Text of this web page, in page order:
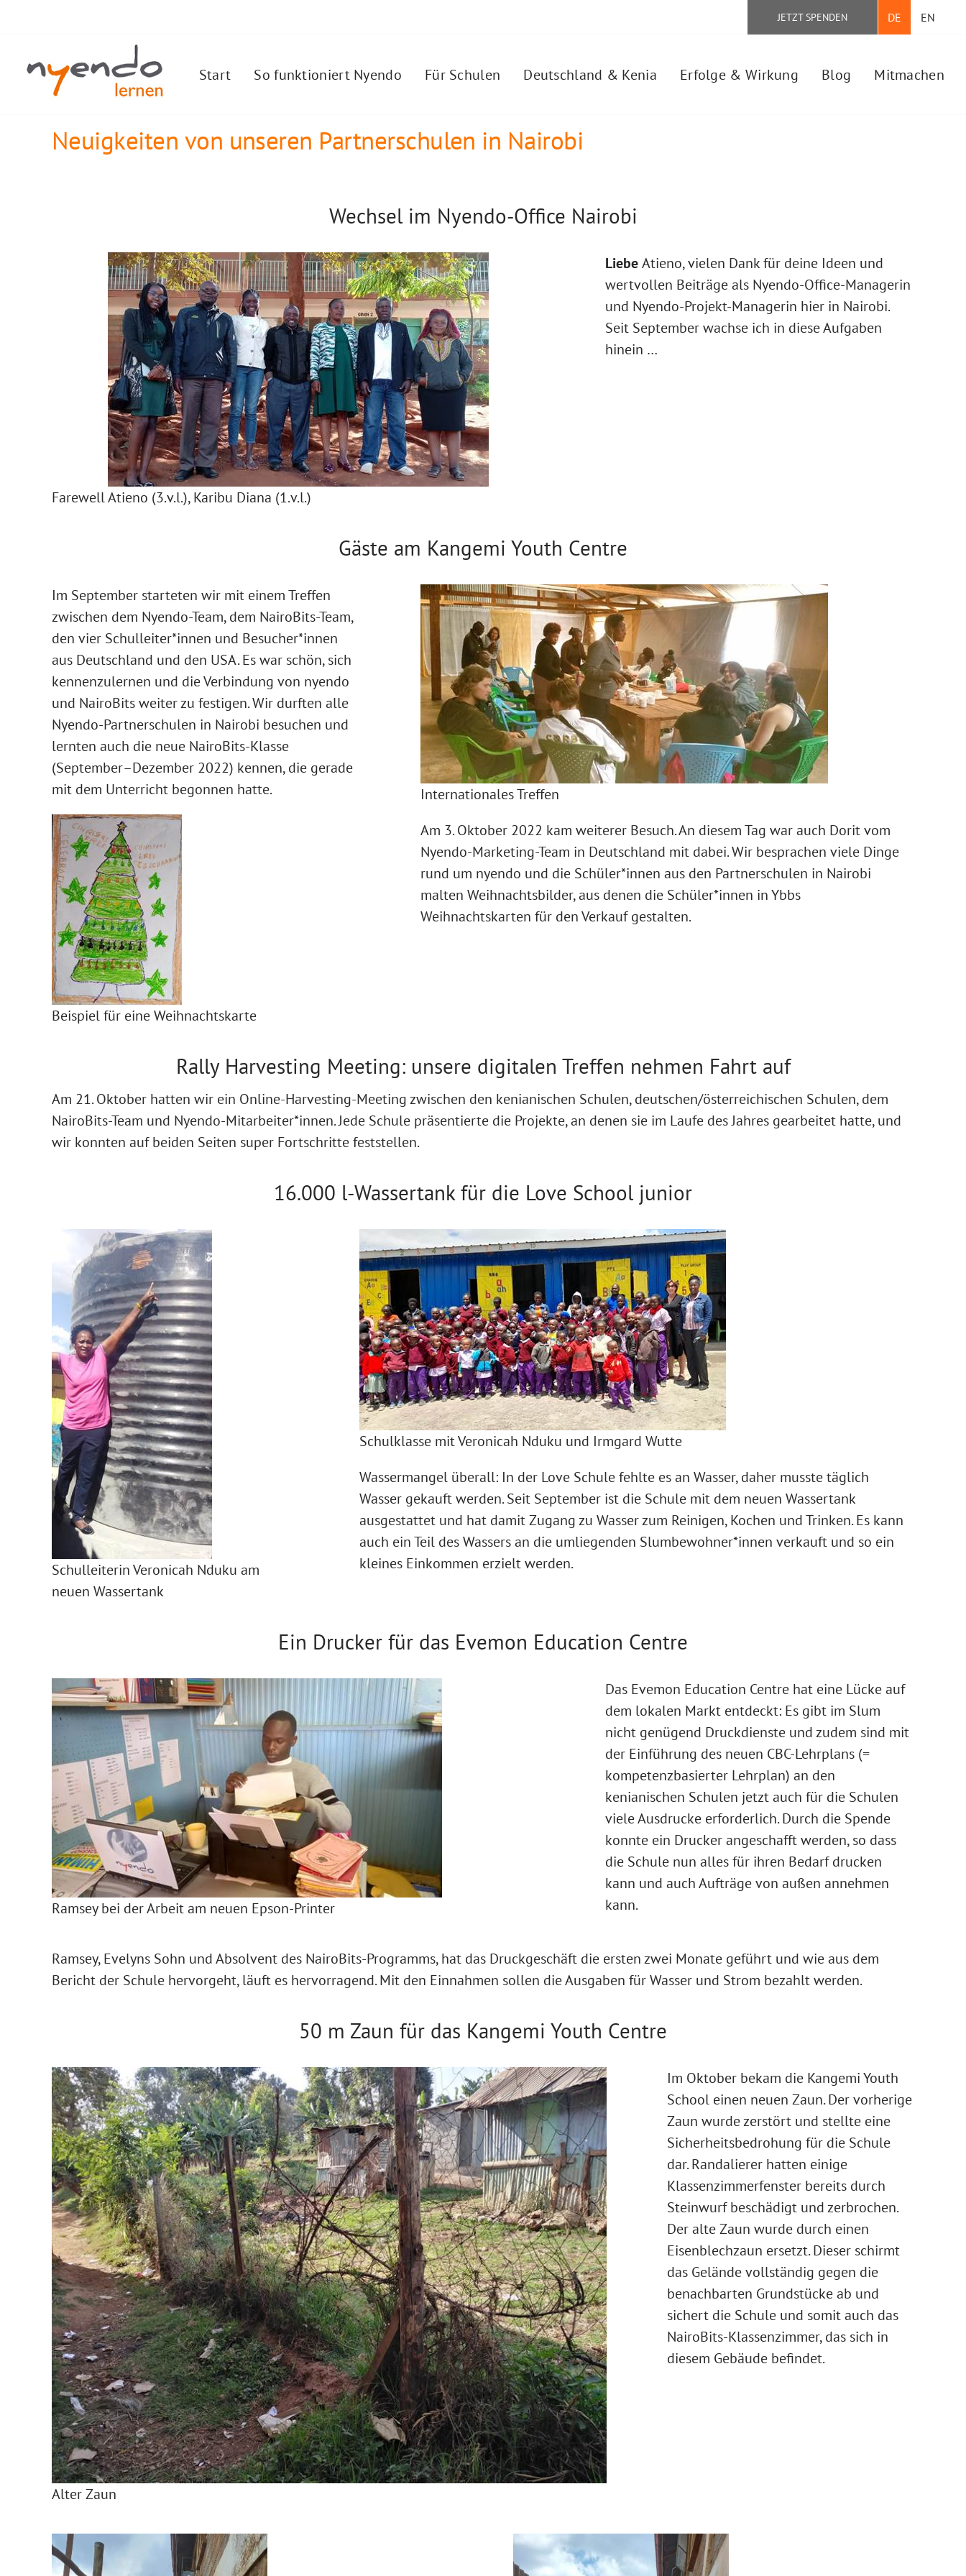
JETZT SPENDEN DE EN
Start So funktioniert Nyendo Für Schulen Deutschland & Kenia Erfolge & Wirkung Blog Mitmachen
Neuigkeiten von unseren Partnerschulen in Nairobi
Wechsel im Nyendo-Office Nairobi
Farewell Atieno (3.v.l.), Karibu Diana (1.v.l.)
LiebeAtieno, vielen Dank für deine Ideen und
wertvollen Beiträge als Nyendo-Office-Managerin
und Nyendo-Projekt-Managerin hier in Nairobi.
Seit September wachse ich in diese Aufgaben
hinein …
Gäste am Kangemi Youth Centre
Im September starteten wir mit einem Treffen
zwischen dem Nyendo-Team, dem NairoBits-Team,
den vier Schulleiter*innen und Besucher*innen
aus Deutschland und den USA. Es war schön, sich
kennenzulernen und die Verbindung von nyendo
und NairoBits weiter zu festigen. Wir durften alle
Nyendo-Partnerschulen in Nairobi besuchen und
lernten auch die neue NairoBits-Klasse
(September–Dezember 2022) kennen, die gerade
mit dem Unterricht begonnen hatte.
Beispiel für eine Weihnachtskarte
Internationales Treffen
Am 3. Oktober 2022 kam weiterer Besuch. An diesem Tag war auch Dorit vom
Nyendo-Marketing-Team in Deutschland mit dabei. Wir besprachen viele Dinge
rund um nyendo und die Schüler*innen aus den Partnerschulen in Nairobi
malten Weihnachtsbilder, aus denen die Schüler*innen in Ybbs
Weihnachtskarten für den Verkauf gestalten.
Rally Harvesting Meeting: unsere digitalen Treffen nehmen Fahrt auf
Am 21. Oktober hatten wir ein Online-Harvesting-Meeting zwischen den kenianischen Schulen, deutschen/österreichischen Schulen, dem
NairoBits-Team und Nyendo-Mitarbeiter*innen. Jede Schule präsentierte die Projekte, an denen sie im Laufe des Jahres gearbeitet hatte, und
wir konnten auf beiden Seiten super Fortschritte feststellen.
16.000 l-Wassertank für die Love School junior
Schulleiterin Veronicah Nduku am
neuen Wassertank
Schulklasse mit Veronicah Nduku und Irmgard Wutte
Wassermangel überall: In der Love Schule fehlte es an Wasser, daher musste täglich
Wasser gekauft werden. Seit September ist die Schule mit dem neuen Wassertank
ausgestattet und hat damit Zugang zu Wasser zum Reinigen, Kochen und Trinken. Es kann
auch ein Teil des Wassers an die umliegenden Slumbewohner*innen verkauft und so ein
kleines Einkommen erzielt werden.
Ein Drucker für das Evemon Education Centre
Ramsey bei der Arbeit am neuen Epson-Printer
Das Evemon Education Centre hat eine Lücke auf
dem lokalen Markt entdeckt: Es gibt im Slum
nicht genügend Druckdienste und zudem sind mit
der Einführung des neuen CBC-Lehrplans (=
kompetenzbasierter Lehrplan) an den
kenianischen Schulen jetzt auch für die Schulen
viele Ausdrucke erforderlich. Durch die Spende
konnte ein Drucker angeschafft werden, so dass
die Schule nun alles für ihren Bedarf drucken
kann und auch Aufträge von außen annehmen
kann.
Ramsey, Evelyns Sohn und Absolvent des NairoBits-Programms, hat das Druckgeschäft die ersten zwei Monate geführt und wie aus dem
Bericht der Schule hervorgeht, läuft es hervorragend. Mit den Einnahmen sollen die Ausgaben für Wasser und Strom bezahlt werden.
50 m Zaun für das Kangemi Youth Centre
Alter Zaun
Im Oktober bekam die Kangemi Youth
School einen neuen Zaun. Der vorherige
Zaun wurde zerstört und stellte eine
Sicherheitsbedrohung für die Schule
dar. Randalierer hatten einige
Klassenzimmerfenster bereits durch
Steinwurf beschädigt und zerbrochen.
Der alte Zaun wurde durch einen
Eisenblechzaun ersetzt. Dieser schirmt
das Gelände vollständig gegen die
benachbarten Grundstücke ab und
sichert die Schule und somit auch das
NairoBits-Klassenzimmer, das sich in
diesem Gebäude befindet.